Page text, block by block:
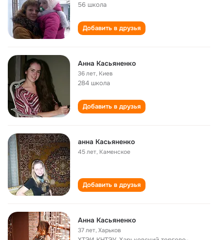
56 школа
Добавить в друзья
Анна Касьяненко
36 лет, Киев
284 школа
Добавить в друзья
анна Касьяненко
45 лет, Каменское
Добавить в друзья
Анна Касьяненко
37 лет,Харьков